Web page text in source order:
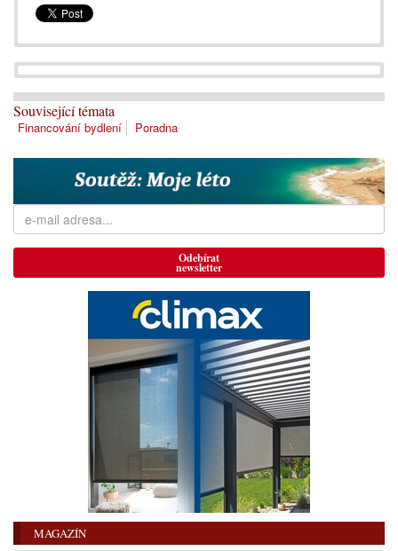
Související témata
Financování bydlení Poradna
Odebírat
newsletter
MAGAZÍN